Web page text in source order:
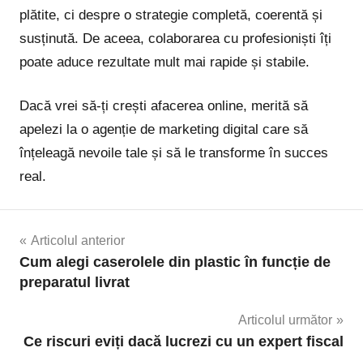
plătite, ci despre o strategie completă, coerentă și
susținută. De aceea, colaborarea cu profesioniști îți
poate aduce rezultate mult mai rapide și stabile.
Dacă vrei să-ți crești afacerea online, merită să
apelezi la o agenție de marketing digital care să
înțeleagă nevoile tale și să le transforme în succes
real.
Navigare
în
Articolul anterior
Cum alegi caserolele din plastic în funcție de
preparatul livrat
Articolul următor
Ce riscuri eviți dacă lucrezi cu un expert fiscal